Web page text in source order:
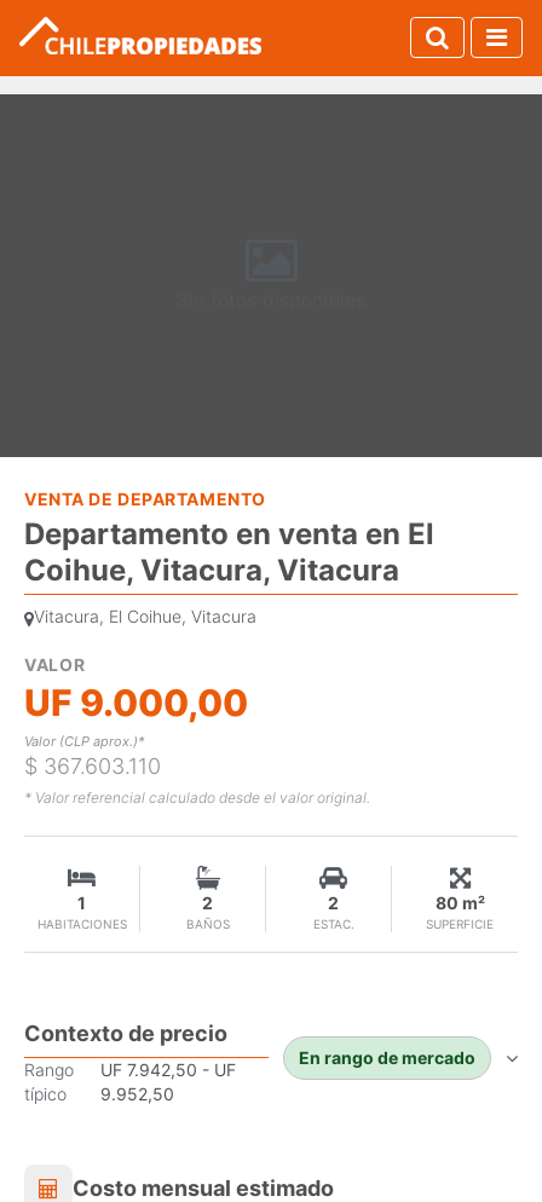
VENTA DE DEPARTAMENTO
Departamento en venta en El
Coihue, Vitacura, Vitacura
Vitacura, El Coihue, Vitacura
VALOR
UF 9.000,00
Valor (CLP aprox.)*
$ 367.603.110
* Valor referencial calculado desde el valor original.
HABITACIONES
1
BAÑOS
2
ESTAC.
2
SUPERFICIE
80 m²
Contexto de precio
Rango
típico
UF 7.942,50 - UF
9.952,50
En rango de mercado
Costo mensual estimado
Costo mensual estimado